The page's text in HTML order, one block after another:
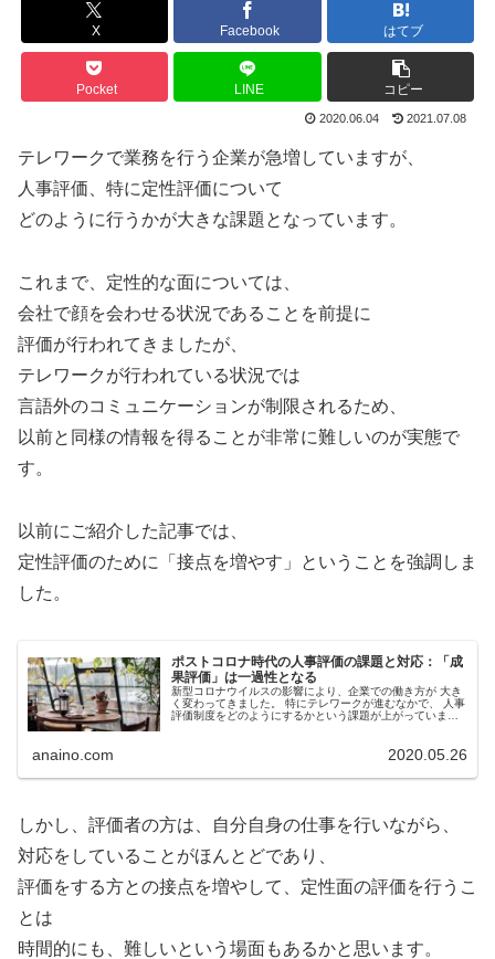
X Facebook はてブ
Pocket LINE コピー
2020.06.04 2021.07.08
テレワークで業務を行う企業が急増していますが、
人事評価、特に定性評価について
どのように行うかが大きな課題となっています。
これまで、定性的な面については、
会社で顔を会わせる状況であることを前提に
評価が行われてきましたが、
テレワークが行われている状況では
言語外のコミュニケーションが制限されるため、
以前と同様の情報を得ることが非常に難しいのが実態で
す。
以前にご紹介した記事では、
定性評価のために「接点を増やす」ということを強調しま
した。
ポストコロナ時代の人事評価の課題と対応：「成
果評価」は一過性となる
新型コロナウイルスの影響により、企業での働き方が 大き
く変わってきました。 特にテレワークが進むなかで、 人事
評価制度をどのようにするかという課題が上がっていま
anaino.com 2020.05.26
しかし、評価者の方は、自分自身の仕事を行いながら、
対応をしていることがほんとどであり、
評価をする方との接点を増やして、定性面の評価を行うこ
とは
時間的にも、難しいという場面もあるかと思います。